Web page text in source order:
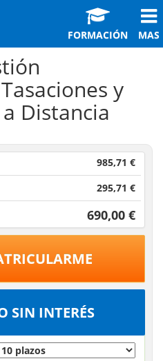
FORMACIÓN MAS
y
Distancia
985,71 €
295,71 €
690,00 €
SIN INTERÉS